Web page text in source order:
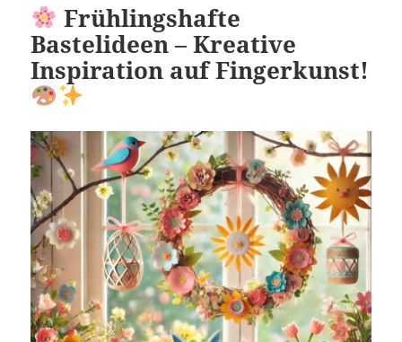
Frühlingshafte
Bastelideen – Kreative
Inspiration auf Fingerkunst!